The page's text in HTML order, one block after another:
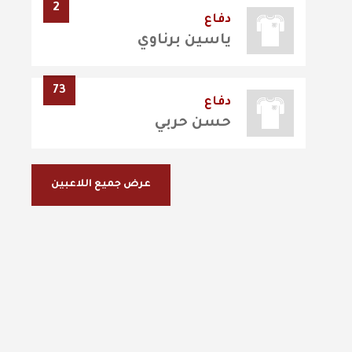
2
دفاع
ياسين برناوي
73
دفاع
حسن حربي
عرض جميع اللاعبين